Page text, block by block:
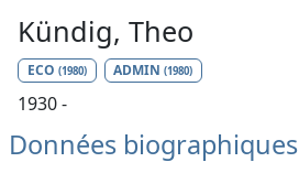
Kündig, Theo
ECO (1980) ADMIN(1980)
1930 -
Données biographiques